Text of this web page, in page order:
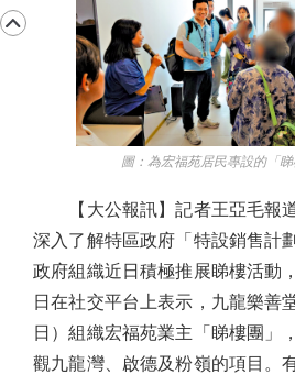
圖：為宏福苑居民專設的「睇
【大公報訊】記者王亞毛報
深入了解特區政府「特設銷售計
政府組織近日積極推展睇樓活動
日在社交平台上表示，九龍樂善
日）組織宏福苑業主「睇樓團」
觀九龍灣、啟德及粉嶺的項目。